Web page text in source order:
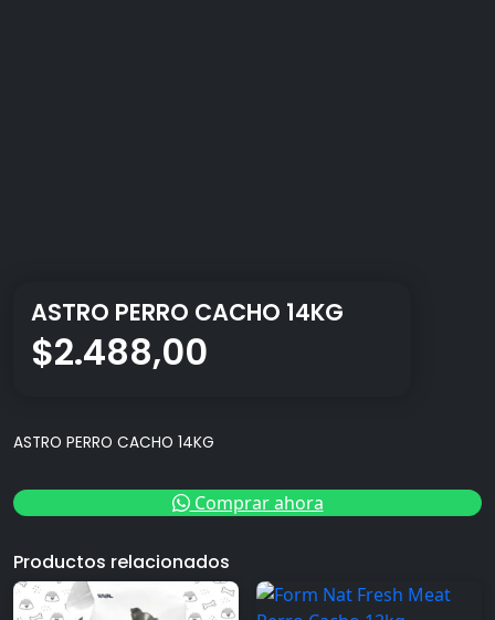
ASTRO PERRO CACHO 14KG
$2.488,00
ASTRO PERRO CACHO 14KG
Comprar ahora
Productos relacionados